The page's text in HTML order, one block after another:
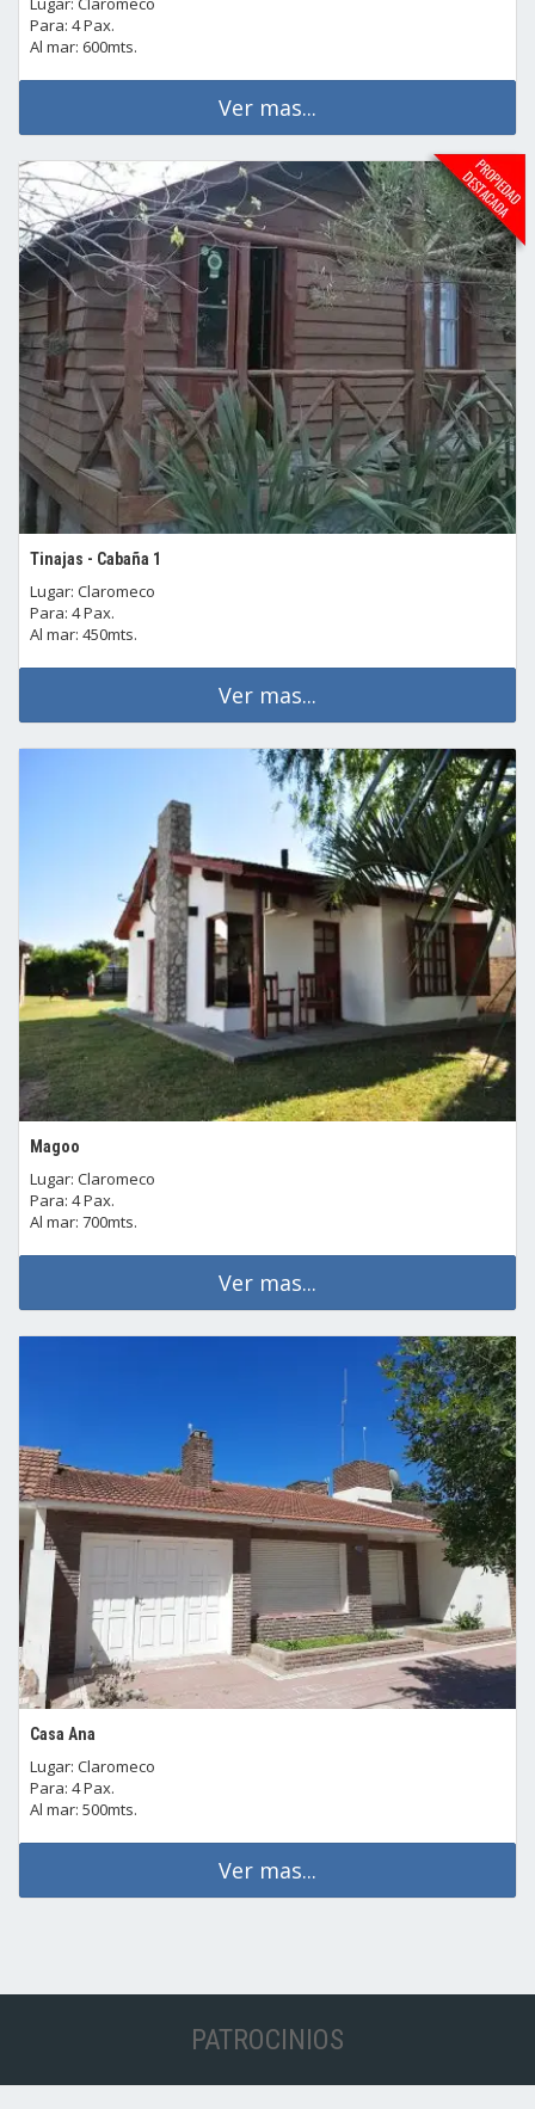
Para: 4 Pax.
Al mar: 600mts.
Ver mas...
Tinajas - Cabaña 1
Lugar: Claromeco
Para: 4 Pax.
Al mar: 450mts.
Ver mas...
Magoo
Lugar: Claromeco
Para: 4 Pax.
Al mar: 700mts.
Ver mas...
Casa Ana
Lugar: Claromeco
Para: 4 Pax.
Al mar: 500mts.
Ver mas...
PATROCINIOS